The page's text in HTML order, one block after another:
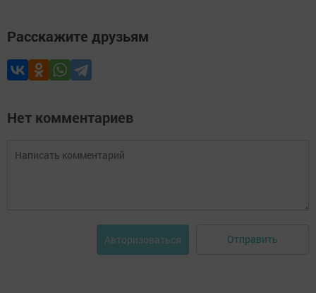
Расскажите друзьям
Нет комментариев
Авторизоваться Отправить